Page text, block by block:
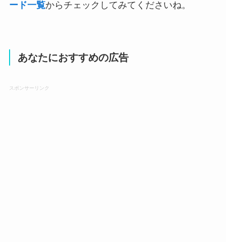
ード一覧からチェックしてみてくださいね。
あなたにおすすめの広告
スポンサーリンク